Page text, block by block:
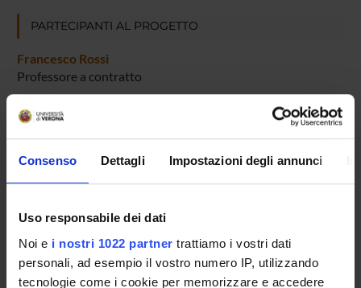
Consenso Dettagli Impostazioni degli annunci
Uso responsabile dei dati
Noi e i nostri 1022 partner trattiamo i vostri dati
personali, ad esempio il vostro numero IP, utilizzando
tecnologie come i cookie per memorizzare e accedere
PARTECIPANTI AL PROGETTO
Francesco Rossi
Professore a contratto
ATTIVITÀ
DOTTORATI DI RICERCA
STRUTTURE